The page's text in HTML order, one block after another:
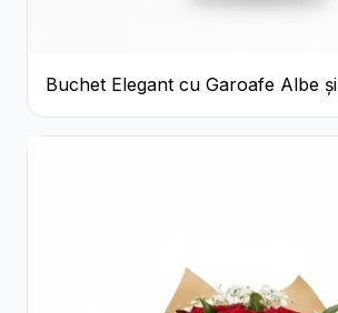
Buchet Elegant cu Garoafe Albe și
Eucalipt